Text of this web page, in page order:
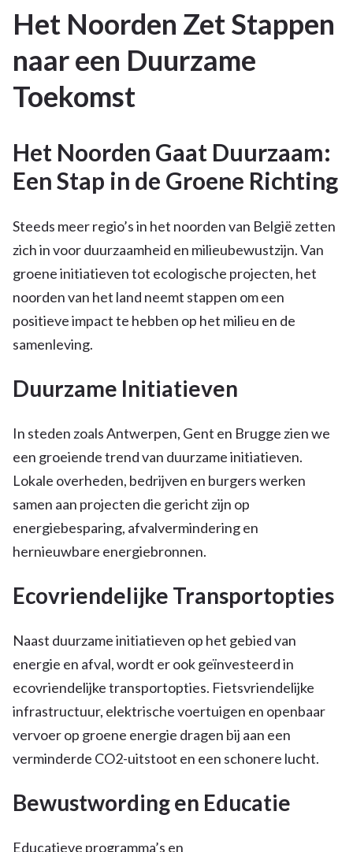
19
JUN 2026
Het Noorden Zet Stappen
naar een Duurzame
Toekomst
Het Noorden Gaat Duurzaam:
Een Stap in de Groene Richting
Steeds meer regio’s in het noorden van België zetten
zich in voor duurzaamheid en milieubewustzijn. Van
groene initiatieven tot ecologische projecten, het
noorden van het land neemt stappen om een
positieve impact te hebben op het milieu en de
samenleving.
Duurzame Initiatieven
In steden zoals Antwerpen, Gent en Brugge zien we
een groeiende trend van duurzame initiatieven.
Lokale overheden, bedrijven en burgers werken
samen aan projecten die gericht zijn op
energiebesparing, afvalvermindering en
hernieuwbare energiebronnen.
Ecovriendelijke Transportopties
Naast duurzame initiatieven op het gebied van
energie en afval, wordt er ook geïnvesteerd in
ecovriendelijke transportopties. Fietsvriendelijke
infrastructuur, elektrische voertuigen en openbaar
vervoer op groene energie dragen bij aan een
verminderde CO2-uitstoot en een schonere lucht.
Bewustwording en Educatie
Educatieve programma’s en